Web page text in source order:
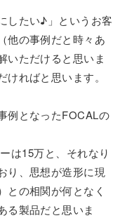
したい♪」というお客
他の事例だと時々あ
いただけると思いま
ればと思います。
例となったFOCALの
は15万と、それなり
り、思想が造形に現
との相関が何となく
る製品だと思いま